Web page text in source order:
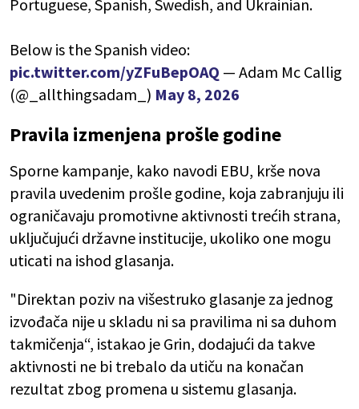
Portuguese, Spanish, Swedish, and Ukrainian.
Below is the Spanish video:
pic.twitter.com/yZFuBepOAQ — Adam Mc Callig
(@_allthingsadam_) May 8, 2026
Pravila izmenjena prošle godine
Sporne kampanje, kako navodi EBU, krše nova
pravila uvedenim prošle godine, koja zabranjuju ili
ograničavaju promotivne aktivnosti trećih strana,
uključujući državne institucije, ukoliko one mogu
uticati na ishod glasanja.
"Direktan poziv na višestruko glasanje za jednog
izvođača nije u skladu ni sa pravilima ni sa duhom
takmičenja“, istakao je Grin, dodajući da takve
aktivnosti ne bi trebalo da utiču na konačan
rezultat zbog promena u sistemu glasanja.